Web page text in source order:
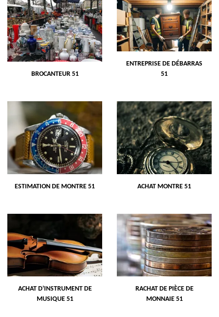
BROCANTEUR 51
ENTREPRISE DE DÉBARRAS
51
ESTIMATION DE MONTRE 51 ACHAT MONTRE 51
ACHAT D'INSTRUMENT DE
MUSIQUE 51
RACHAT DE PIÈCE DE
MONNAIE 51